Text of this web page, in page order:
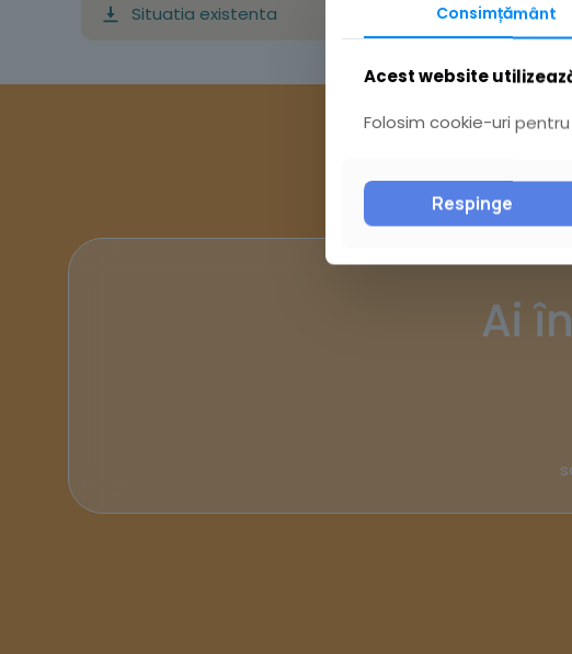
Situatia existenta
Ai
Consimțământ
Acest website
Folosim cookie-uri
Respinge